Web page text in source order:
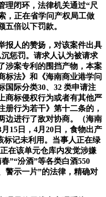
理闭环，法律机关通过“尺
，正在省学问产权局工做
五倍以下罚款。
人的赞扬，对该案件出具
惩罚。请求人认为被请求
涉案专利的围挡产物，本案
标法》和《海南商业港学问
国际分类30、32 类申请注
商标侵权行为或者有其他严
册行为若干》第十二条的，
边进行了敌对协商。（海南
15日，4月20日，食物出产
标记未利用。当事人正在绿
在该单元仓库内发觉涉嫌
”“汾酒”等各类白酒550
警示一片”的法律，精确对